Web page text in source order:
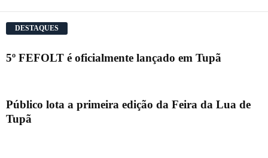
DESTAQUES
5º FEFOLT é oficialmente lançado em Tupã
Público lota a primeira edição da Feira da Lua de
Tupã